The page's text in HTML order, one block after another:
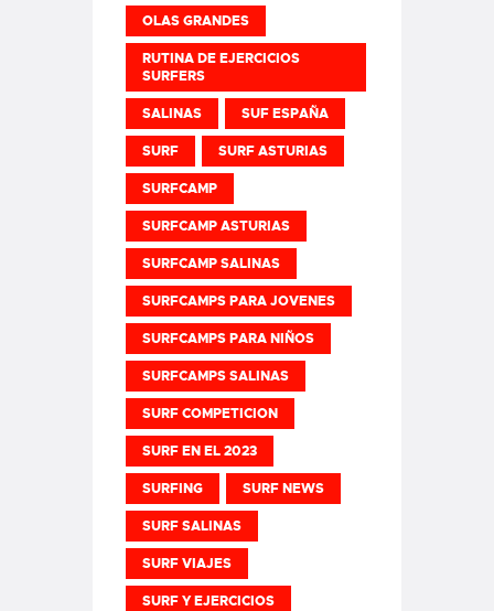
OLAS GRANDES
RUTINA DE EJERCICIOS
SURFERS
SALINAS SUF ESPAÑA
SURF SURF ASTURIAS
SURFCAMP
SURFCAMP ASTURIAS
SURFCAMP SALINAS
SURFCAMPS PARA JOVENES
SURFCAMPS PARA NIÑOS
SURFCAMPS SALINAS
SURF COMPETICION
SURF EN EL 2023
SURFING SURF NEWS
SURF SALINAS
SURF VIAJES
SURF Y EJERCICIOS